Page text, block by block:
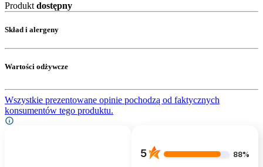
Produkt dostępny
Skład i alergeny
Wartości odżywcze
Wszystkie prezentowane opinie pochodzą od faktycznych
konsumentów tego produktu.
5 88%